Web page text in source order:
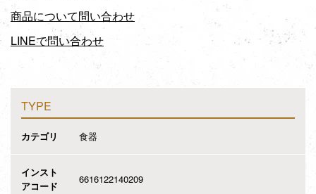
商品について問い合わせ
LINEで問い合わせ
TYPE
カテゴリ 食器
インスト
アコード
6616122140209